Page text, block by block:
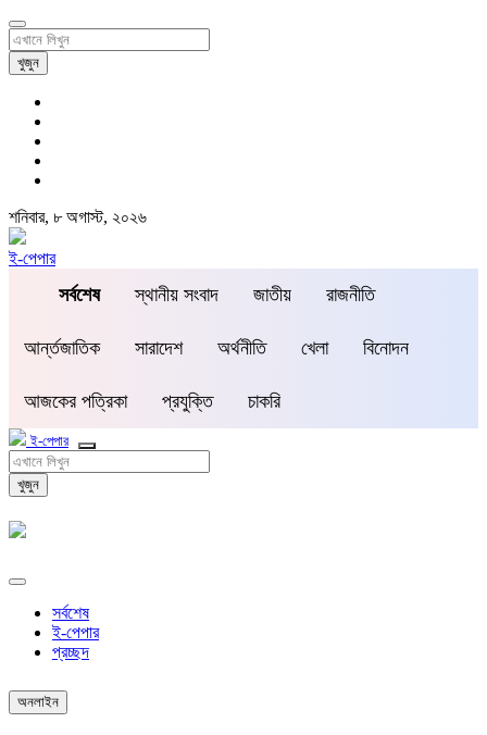
খুজুন
শনিবার, ৮ অগাস্ট, ২০২৬
ই-পেপার
সর্বশেষ স্থানীয় সংবাদ জাতীয় রাজনীতি
আর্ন্তজাতিক সারাদেশ অর্থনীতি খেলা বিনোদন
আজকের পত্রিকা প্রযুক্তি চাকরি
ই-পেপার
খুজুন
সর্বশেষ
ই-পেপার
প্রচ্ছদ
অনলাইন